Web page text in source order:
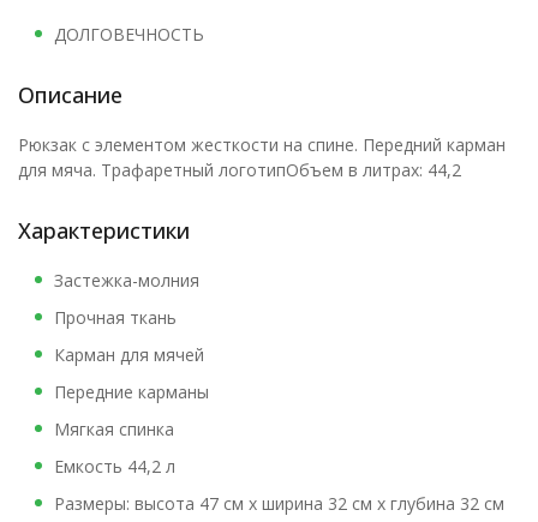
ДОЛГОВЕЧНОСТЬ
Описание
Рюкзак с элементом жесткости на спине. Передний карман
для мяча. Трафаретный логотипОбъем в литрах: 44,2
Характеристики
Застежка-молния
Прочная ткань
Карман для мячей
Передние карманы
Мягкая спинка
Емкость 44,2 л
Размеры: высота 47 см x ширина 32 см x глубина 32 см